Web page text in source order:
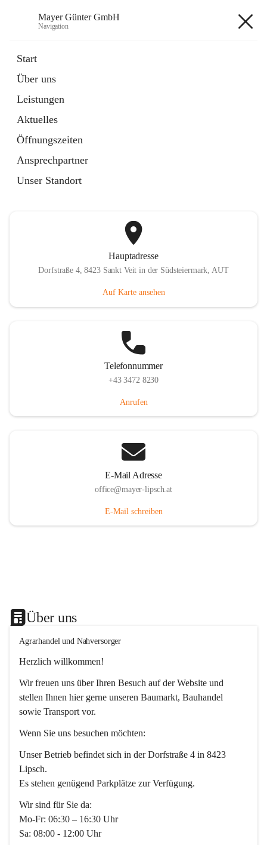
Mayer Günter GmbH
Navigation
Start
Über uns
Leistungen
Aktuelles
Öffnungszeiten
Ansprechpartner
Unser Standort
Artikel
in
Tab
TRANSPORTE
Artikel
öffnet
in
neuem
Tab
Hauptadresse
Dorfstraße 4, 8423 Sankt Veit in der Südsteiermark, AUT
Auf Karte ansehen
Telefonnummer
+43 3472 8230
Anrufen
E-Mail Adresse
office@mayer-lipsch.at
E-Mail schreiben
Über uns
Agrarhandel und Nahversorger
Herzlich willkommen!
Wir freuen uns über Ihren Besuch auf der Website und
stellen Ihnen hier gerne unseren Baumarkt, Bauhandel
sowie Transport vor.
Wenn Sie uns besuchen möchten:
Unser Betrieb befindet sich in der Dorfstraße 4 in 8423
Lipsch.
Es stehen genügend Parkplätze zur Verfügung.
Wir sind für Sie da:
Mo-Fr: 06:30 – 16:30 Uhr
Sa: 08:00 - 12:00 Uhr